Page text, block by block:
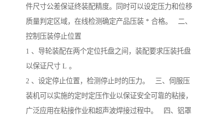
件尺寸公差保证终装配精度。同时可以设定压力和位移
质量判定区域，在线检测确定产品压装 * 合格。 二、
控制压装停止位置
1 、导轮装配在两个定位托盘之间，装配要求压装托盘
以保证尺寸 L 。
2 、设定停止位置，检测停止时的压力。 三、伺服压
装机可以实施的定时定压作业以保证安全可靠的粘接，
广泛应用在粘接作业和超声波焊接过程中。 四、铝罩